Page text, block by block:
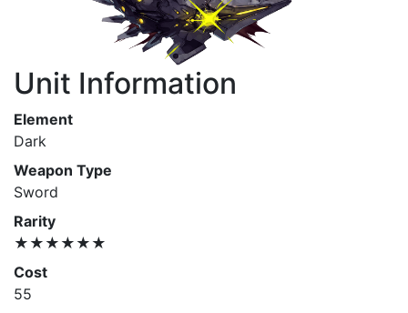
Unit Information
Element
Dark
Weapon Type
Sword
Rarity
★★★★★★
Cost
55